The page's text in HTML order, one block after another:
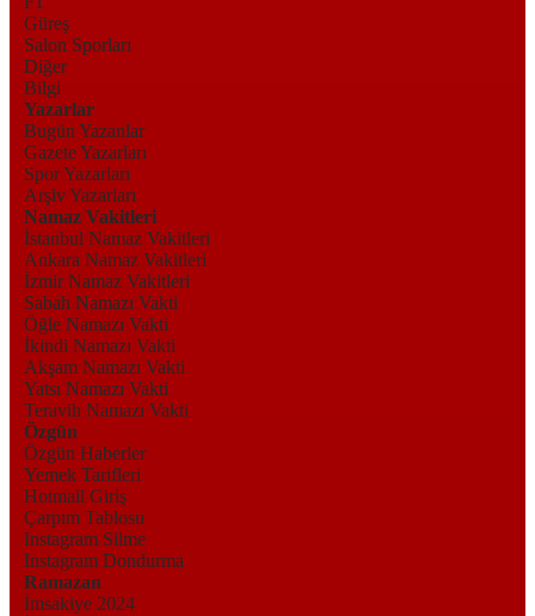
Güreş
Salon Sporları
Diğer
Bilgi
Yazarlar
Bugün Yazanlar
Gazete Yazarları
Spor Yazarları
Arşiv Yazarları
Namaz Vakitleri
İstanbul Namaz Vakitleri
Ankara Namaz Vakitleri
İzmir Namaz Vakitleri
Sabah Namazı Vakti
Öğle Namazı Vakti
İkindi Namazı Vakti
Akşam Namazı Vakti
Yatsı Namazı Vakti
Teravih Namazı Vakti
Özgün
Özgün Haberler
Yemek Tarifleri
Hotmail Giriş
Çarpım Tablosu
Instagram Silme
Instagram Dondurma
Ramazan
İmsakiye 2024